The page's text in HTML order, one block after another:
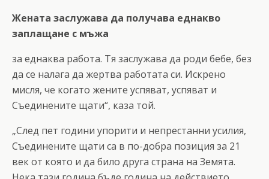
Жената заслужава да получава еднакво
заплащане с мъжа
за еднаква работа. Тя заслужава да роди бебе, без
да се налага да жертва работата си. Искрено
мисля, че когато жените успяват, успяват и
Съединените щати“, каза той.
„След пет години упорити и непрестанни усилия,
Съединените щати са в по-добра позиция за 21
век от която и да било друга страна на Земята.